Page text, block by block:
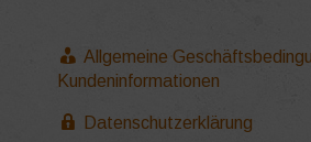
Allgemeine
Kundeninformationen
Datenschutzerklärung